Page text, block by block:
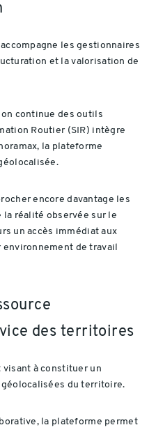
les gestionnaires
et la valorisation de
continue des outils
Routier (SIR) intègre
la plateforme
encore davantage les
réalité observée sur le
un accès immédiat aux
de travail
des territoires
visant à constituer un
du territoire.
la plateforme permet